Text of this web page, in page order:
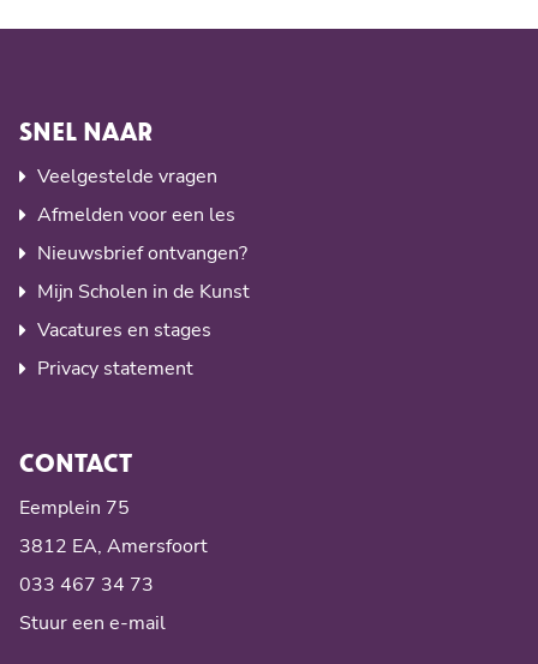
SNEL NAAR
Veelgestelde vragen
Afmelden voor een les
Nieuwsbrief ontvangen?
Mijn Scholen in de Kunst
Vacatures en stages
Privacy statement
CONTACT
Eemplein 75
3812 EA, Amersfoort
033 467 34 73
Stuur een e-mail